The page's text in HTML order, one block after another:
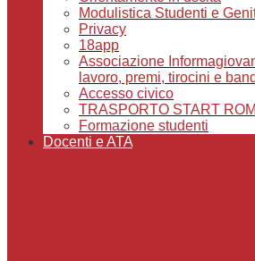
Modulistica Studenti e
Privacy
18app
Associazione
lavoro, premi, tirocini e
Accesso civico
TRASPORTO START
Formazione studenti
Docenti e ATA